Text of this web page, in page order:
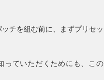
チを組む前に、まずプリセッ
っていただくためにも、この